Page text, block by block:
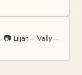
📷 Liljan—Vally—